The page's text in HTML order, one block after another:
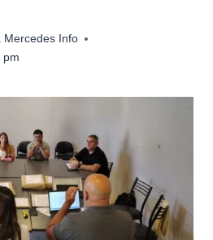
Mercedes Info
pm